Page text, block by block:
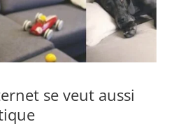
se veut aussi